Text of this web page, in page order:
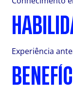
Experiência